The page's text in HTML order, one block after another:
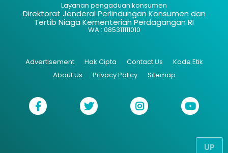
UP
Layanan pengaduan konsumen
Direktorat Jenderal Perlindungan Konsumen dan
Tertib Niaga Kementerian Perdagangan RI
WA : 085311111010
Advertisement Hak Cipta Contact Us
Kode Etik
About Us
Privacy Policy Sitemap